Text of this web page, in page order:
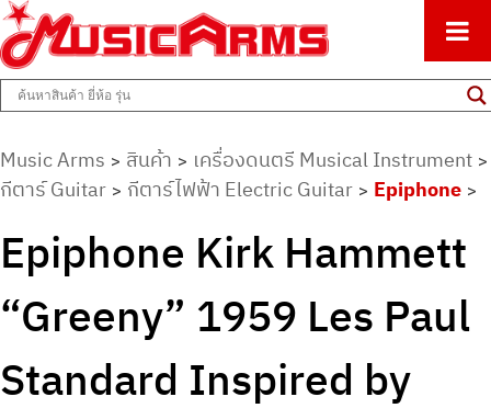
Music Arms
ศูนย์รวมครื่องดนตรีทุกชนิด ตั้งแต่เริ่มต้นถึงมืออาชีพ
Music Arms > สินค้า > เครื่องดนตรี Musical Instrument >
กีตาร์ Guitar > กีตาร์ไฟฟ้า Electric Guitar > Epiphone >
Epiphone Kirk Hammett
“Greeny” 1959 Les Paul
Standard Inspired by